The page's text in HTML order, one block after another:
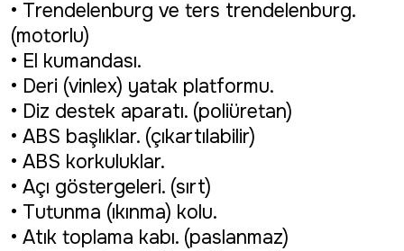
• Trendelenburg ve ters trendelenburg.
(motorlu)
• El kumandası.
• Deri (vinlex) yatak platformu.
• Diz destek aparatı. (poliüretan)
• ABS başlıklar. (çıkartılabilir)
• ABS korkuluklar.
• Açı göstergeleri. (sırt)
• Tutunma (ıkınma) kolu.
• Atık toplama kabı. (paslanmaz)